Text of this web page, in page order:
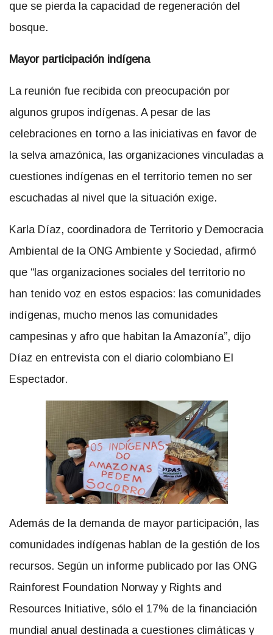
que se pierda la capacidad de regeneración del
bosque.
Mayor participación indígena
La reunión fue recibida con preocupación por
algunos grupos indígenas. A pesar de las
celebraciones en torno a las iniciativas en favor de
la selva amazónica, las organizaciones vinculadas a
cuestiones indígenas en el territorio temen no ser
escuchadas al nivel que la situación exige.
Karla Díaz, coordinadora de Territorio y Democracia
Ambiental de la ONG Ambiente y Sociedad, afirmó
que “las organizaciones sociales del territorio no
han tenido voz en estos espacios: las comunidades
indígenas, mucho menos las comunidades
campesinas y afro que habitan la Amazonía”, dijo
Díaz en entrevista con el diario colombiano El
Espectador.
Además de la demanda de mayor participación, las
comunidades indígenas hablan de la gestión de los
recursos. Según un informe publicado por las ONG
Rainforest Foundation Norway y Rights and
Resources Initiative, sólo el 17% de la financiación
mundial anual destinada a cuestiones climáticas y